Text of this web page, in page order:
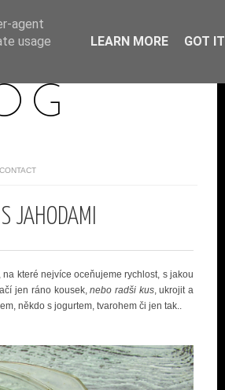
JAHODAMI
které nejvíce oceňujeme rychlost, s jakou
jen ráno kousek,nebo radši kus, ukrojit a
někdo s jogurtem, tvarohem či jen tak..
agent
usage
LEARN MORE GOT IT